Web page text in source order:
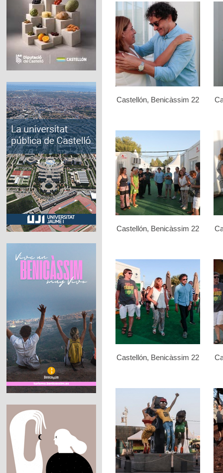
Castellón, Benicàssim 22
Castellón, Benicàssim 22
Castellón, Benicàssim 22